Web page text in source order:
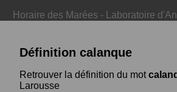
Horaire des Marées - Laboratoire
Définition calanque
Retrouver la définition du mot
Larousse